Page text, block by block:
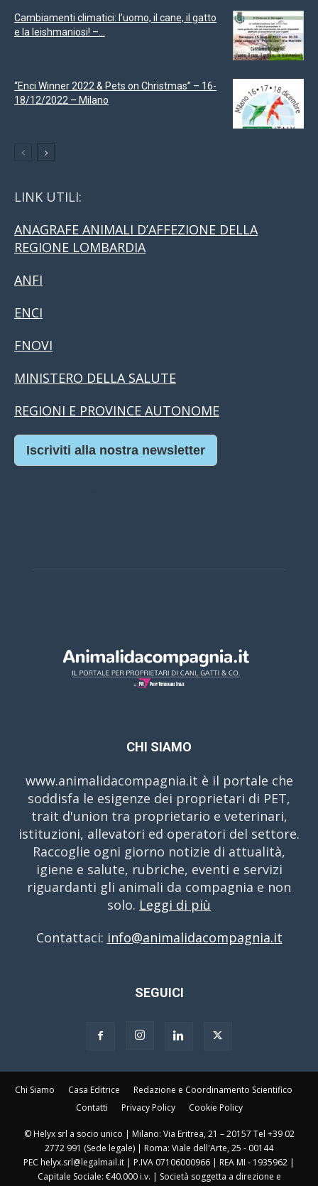
Cambiamenti climatici: l’uomo, il cane, il gatto
e la leishmaniosi! –...
“Enci Winner 2022 & Pets on Christmas” – 16-
18/12/2022 – Milano
LINK UTILI:
ANAGRAFE ANIMALI D’AFFEZIONE DELLA
REGIONE LOMBARDIA
ANFI
ENCI
FNOVI
MINISTERO DELLA SALUTE
REGIONI E PROVINCE AUTONOME
Iscriviti alla nostra newsletter
CHI SIAMO
www.animalidacompagnia.it è il portale che
soddisfa le esigenze dei proprietari di PET,
trait d'union tra proprietario e veterinari,
istituzioni, allevatori ed operatori del settore.
Raccoglie ogni giorno notizie di attualità,
igiene e salute, rubriche, eventi e servizi
riguardanti gli animali da compagnia e non
solo. Leggi di più
Contattaci: info@animalidacompagnia.it
SEGUICI
Chi Siamo Casa Editrice
Redazione e Coordinamento Scientifico
Contatti
Privacy Policy Cookie Policy
© Helyx srl a socio unico | Milano: Via Eritrea, 21 – 20157 Tel +39 02
2772 991 (Sede legale) | Roma: Viale dell'Arte, 25 - 00144
PEC helyx.srl@legalmail.it | P.IVA 07106000966 | REA MI - 1935962 |
Capitale Sociale: €40.000 i.v. | Società soggetta a direzione e